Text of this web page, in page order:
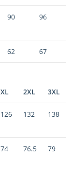
90 96
62 67
XL 2XL 3XL
126 132 138
74 76.5 79